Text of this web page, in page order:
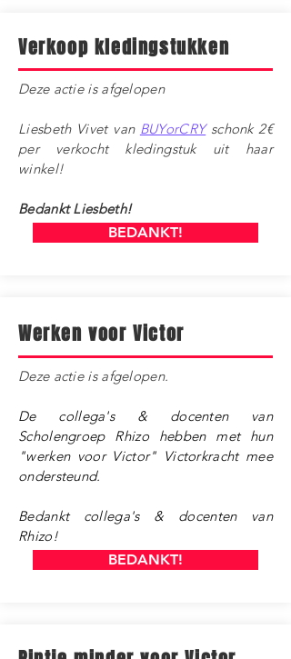
Verkoop kledingstukken
Deze actie is afgelopen ​
Liesbeth Vivet van BUYorCRYschonk 2€
per verkocht kledingstuk uit haar
winkel!
Bedankt Liesbeth!
BEDANKT!
Werken voor Victor
​Deze actie is afgelopen.
De collega's & docenten van
Scholengroep Rhizo hebben met hun
"werken voor Victor" Victorkracht mee
ondersteund.
Bedankt collega's & docenten van
Rhizo!
BEDANKT!